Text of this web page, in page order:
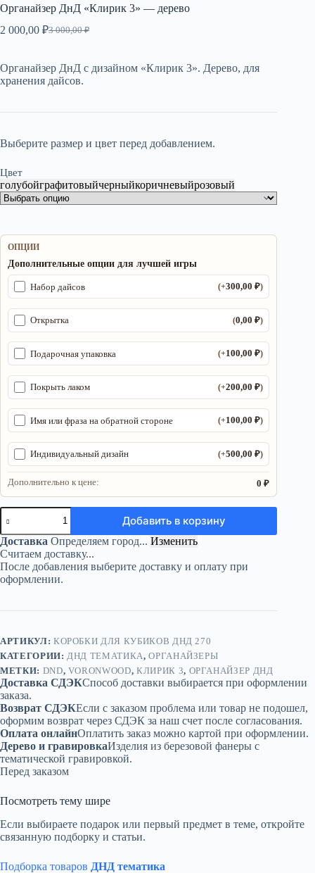
Органайзер ДнД «Клирик 3» — дерево
3 000,00₽
Первоначальная
3
000,00 ₽.
2 000,00 ₽
Текущая
000,00 ₽.
Органайзер ДнД с дизайном «Клирик 3». Дерево, для
хранения дайсов.
Выберите размер и цвет перед добавлением.
Цвет
голубойграфитовыйчерныйкоричневыйрозовый
ОПЦИИ
Дополнительные опции для лучшей игры
Набор дайсов (+300,00₽)
Открытка (0,00₽)
Подарочная упаковка (+100,00₽)
Покрыть лаком (+200,00₽)
Имя или фраза на обратной стороне (+100,00₽)
Индивидуальный дизайн (+500,00₽)
Дополнительно к цене: 0 ₽
Количество
товара
Органайзер
ДнД
«Клирик
3»
—
Добавить в корзину
Доставка Определяем город... Изменить
Считаем доставку...
После добавления выберите доставку и оплату при
оформлении.
АРТИКУЛ: КОРОБКИ ДЛЯ КУБИКОВ ДНД 270
КАТЕГОРИИ: ДНД ТЕМАТИКА,ОРГАНАЙЗЕРЫ
МЕТКИ: DND, VORONWOOD, КЛИРИК 3, ОРГАНАЙЗЕР ДНД
Доставка СДЭКСпособ доставки выбирается при оформлении
заказа.
Возврат СДЭКЕсли с заказом проблема или товар не подошел,
оформим возврат через СДЭК за наш счет после согласования.
Оплата онлайнОплатить заказ можно картой при оформлении.
Дерево и гравировкаИзделия из березовой фанеры с
тематической гравировкой.
Перед заказом
Посмотреть тему шире
Если выбираете подарок или первый предмет в теме, откройте
связанную подборку и статьи.
Подборка товаров ДНД тематика